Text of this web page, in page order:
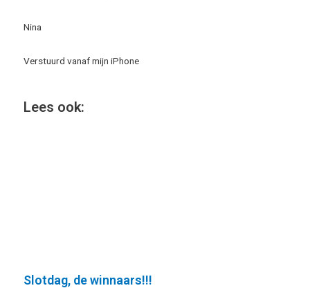
Nina
Verstuurd vanaf mijn iPhone
Lees ook:
Slotdag, de winnaars!!!